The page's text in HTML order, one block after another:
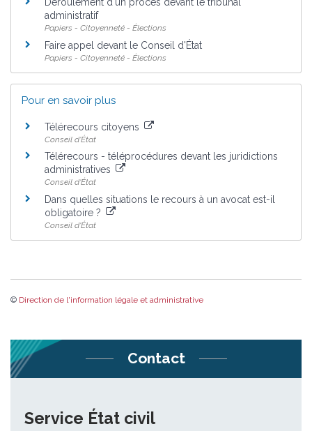
administratif
Papiers - Citoyenneté - Élections
Faire appel devant le Conseil d'État
Papiers - Citoyenneté - Élections
Pour en savoir plus
Télérecours citoyens
Conseil d'État
Télérecours - téléprocédures devant les juridictions
administratives
Conseil d'État
Dans quelles situations le recours à un avocat est-il
obligatoire ?
Conseil d'État
© Direction de l'information légale et administrative
Contact
Service État civil